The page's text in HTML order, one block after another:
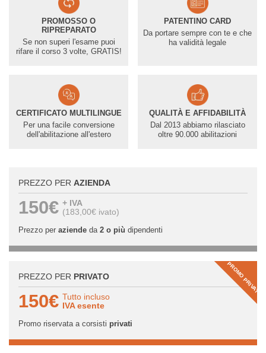
PROMOSSO O
RIPREPARATO
Se non superi l'esame puoi
rifare il corso 3 volte, GRATIS!
PATENTINO CARD
Da portare sempre con te e che
ha validità legale
CERTIFICATO MULTILINGUE
Per una facile conversione
dell'abilitazione all'estero
QUALITÀ E AFFIDABILITÀ
Dal 2013 abbiamo rilasciato
oltre 90.000 abilitazioni
PREZZO PER AZIENDA
150€ + IVA
(183,00€ ivato)
Prezzo per aziendeda 2 o più dipendenti
PROMO PRIVATI
PREZZO PER PRIVATO
150€ Tutto incluso
IVA esente
Promo riservata a corsisti privati